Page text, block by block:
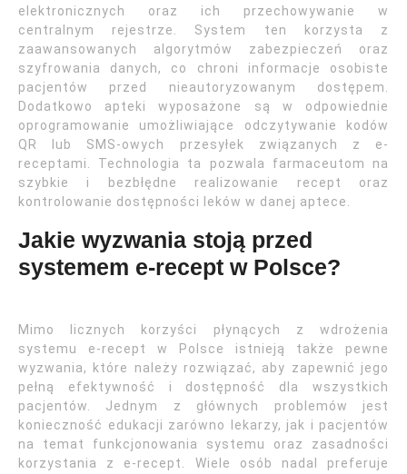
elektronicznych oraz ich przechowywanie w
centralnym rejestrze. System ten korzysta z
zaawansowanych algorytmów zabezpieczeń oraz
szyfrowania danych, co chroni informacje osobiste
pacjentów przed nieautoryzowanym dostępem.
Dodatkowo apteki wyposażone są w odpowiednie
oprogramowanie umożliwiające odczytywanie kodów
QR lub SMS-owych przesyłek związanych z e-
receptami. Technologia ta pozwala farmaceutom na
szybkie i bezbłędne realizowanie recept oraz
kontrolowanie dostępności leków w danej aptece.
Jakie wyzwania stoją przed
systemem e-recept w Polsce?
Mimo licznych korzyści płynących z wdrożenia
systemu e-recept w Polsce istnieją także pewne
wyzwania, które należy rozwiązać, aby zapewnić jego
pełną efektywność i dostępność dla wszystkich
pacjentów. Jednym z głównych problemów jest
konieczność edukacji zarówno lekarzy, jak i pacjentów
na temat funkcjonowania systemu oraz zasadności
korzystania z e-recept. Wiele osób nadal preferuje